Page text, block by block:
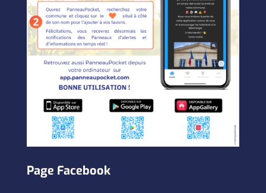
Page Facebook